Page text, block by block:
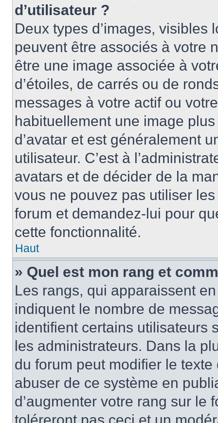
d’utilisateur ?
Deux types d’images,
peuvent être associés à votre
être une image associée à
d’étoiles, de carrés ou de
messages à votre actif ou
habituellement une image
d’avatar et est généralement
utilisateur. C’est à
avatars et de décider de la
vous ne pouvez pas utiliser
forum et demandez-lui pour
cette fonctionnalité.
Haut
» Quel est mon rang et
Les rangs, qui apparaissent
indiquent le nombre de
identifient certains utilisateurs
les administrateurs. Dans la
du forum peut modifier le
abuser de ce système en
d’augmenter votre rang sur le